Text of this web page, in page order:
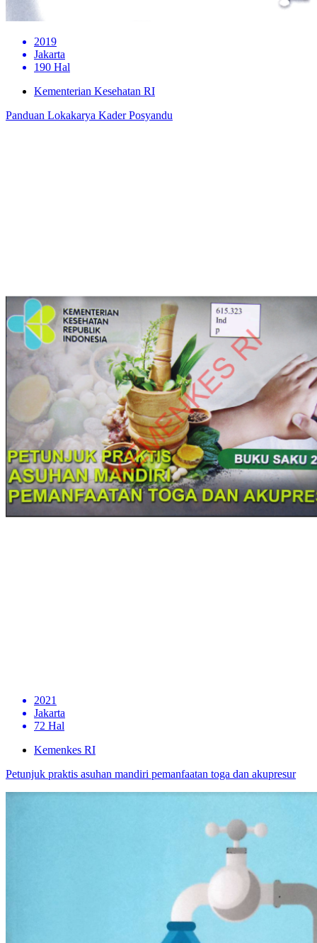
2019
Jakarta
190 Hal
Kementerian Kesehatan RI
Panduan Lokakarya Kader Posyandu
2021
Jakarta
72 Hal
Kemenkes RI
Petunjuk praktis asuhan mandiri pemanfaatan toga dan akupresur